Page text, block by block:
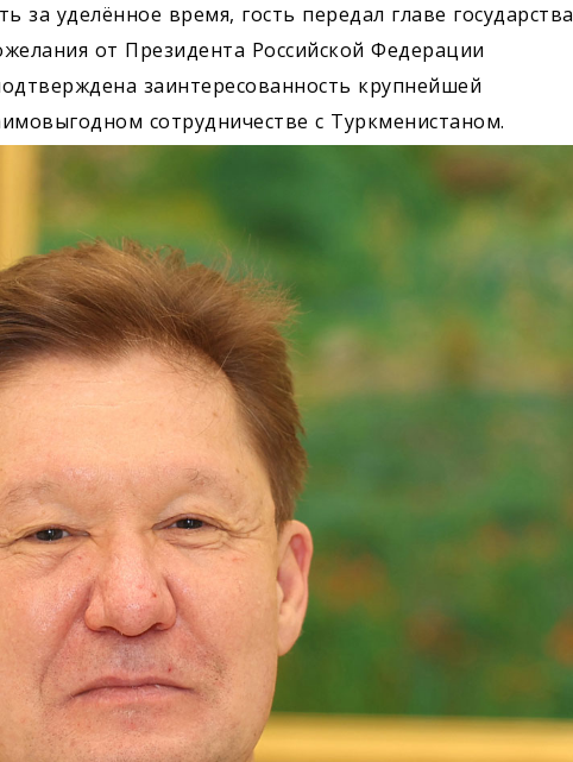
уделённое время, гость передал главе государства
от Президента Российской Федерации
заинтересованность крупнейшей
сотрудничестве с Туркменистаном.